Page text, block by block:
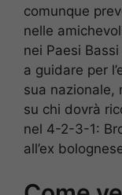
comunque
nelle
nei Paesi
a guidare per
sua nazionale,
su chi dovrà
nel 4-2-3-1:
all’ex